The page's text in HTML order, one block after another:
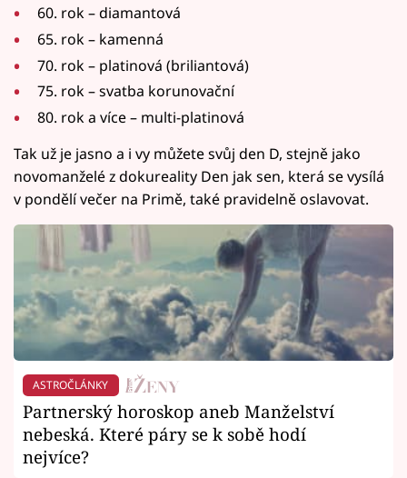
60. rok – diamantová
65. rok – kamenná
70. rok – platinová (briliantová)
75. rok – svatba korunovační
80. rok a více – multi-platinová
Tak už je jasno a i vy můžete svůj den D, stejně jako
novomanželé z dokureality Den jak sen, která se vysílá
v pondělí večer na Primě, také pravidelně oslavovat.
ASTROČLÁNKY
Partnerský horoskop aneb Manželství
nebeská. Které páry se k sobě hodí
nejvíce?